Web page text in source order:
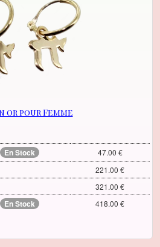
or pour Femme
En Stock
47.00 €
221.00 €
321.00 €
En Stock 418.00 €